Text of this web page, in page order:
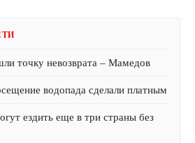
точку невозврата – Мамедов
водопада сделали платным
ездить еще в три страны без